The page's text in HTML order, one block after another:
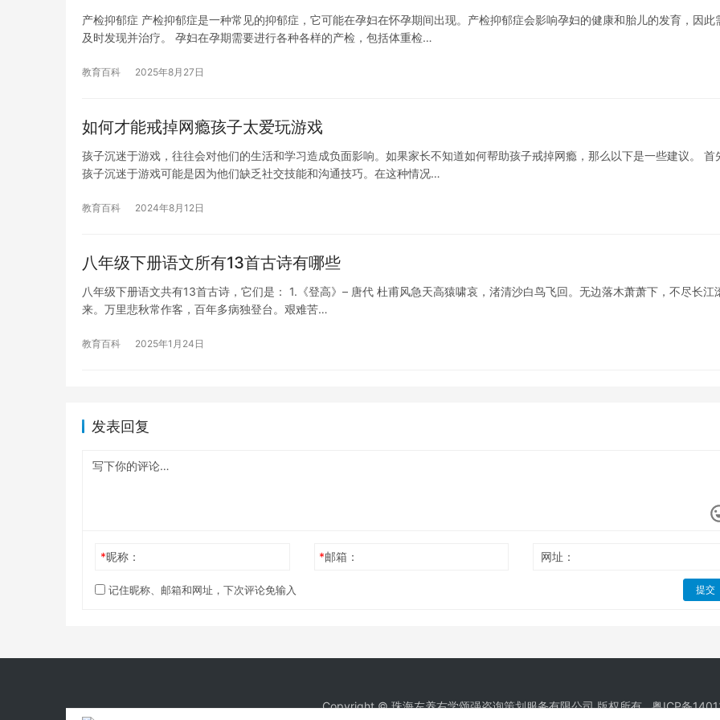
产检抑郁症 产检抑郁症是一种常见的抑郁症，它可能在孕妇在怀孕期间出现。产检抑郁症会影响孕妇的健康和胎儿的发育，因此
及时发现并治疗。 孕妇在孕期需要进行各种各样的产检，包括体重检…
教育百科 2025年8月27日
如何才能戒掉网瘾孩子太爱玩游戏
孩子沉迷于游戏，往往会对他们的生活和学习造成负面影响。如果家长不知道如何帮助孩子戒掉网瘾，那么以下是一些建议。 首
孩子沉迷于游戏可能是因为他们缺乏社交技能和沟通技巧。在这种情况…
教育百科 2024年8月12日
八年级下册语文所有13首古诗有哪些
八年级下册语文共有13首古诗，它们是： 1.《登高》– 唐代 杜甫风急天高猿啸哀，渚清沙白鸟飞回。无边落木萧萧下，不尽长江
来。万里悲秋常作客，百年多病独登台。艰难苦…
教育百科 2025年1月24日
发表回复
*昵称： *邮箱： 网址：
记住昵称、邮箱和网址，下次评论免输入 提交
Copyright © 珠海左养右学颂强咨询策划服务有限公司 版权所有.粤ICP备